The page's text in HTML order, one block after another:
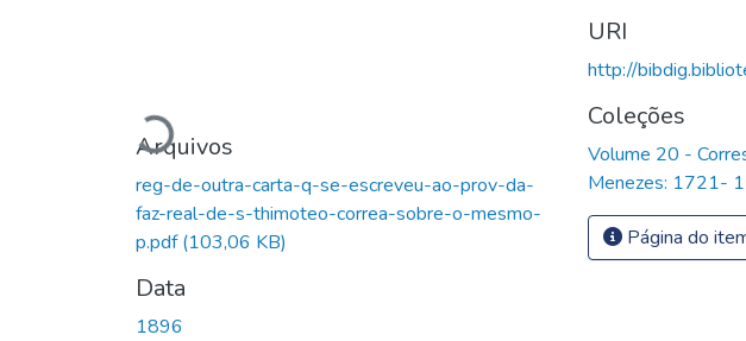
Carregando...
Arquivos
reg-de-outra-carta-q-se-escreveu-ao-prov-da-
faz-real-de-s-thimoteo-correa-sobre-o-mesmo-
p.pdf(103,06 KB)
Data
1896
URI
http://
Coleções
Volume 20 -
Menezes: 1721-
Página do